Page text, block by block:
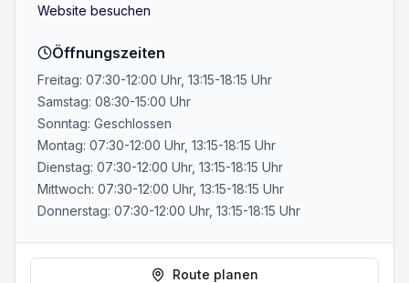
Website besuchen
Öffnungszeiten
Freitag: 07:30-12:00 Uhr, 13:15-18:15 Uhr
Samstag: 08:30-15:00 Uhr
Sonntag: Geschlossen
Montag: 07:30-12:00 Uhr, 13:15-18:15 Uhr
Dienstag: 07:30-12:00 Uhr, 13:15-18:15 Uhr
Mittwoch: 07:30-12:00 Uhr, 13:15-18:15 Uhr
Donnerstag: 07:30-12:00 Uhr, 13:15-18:15 Uhr
Route planen